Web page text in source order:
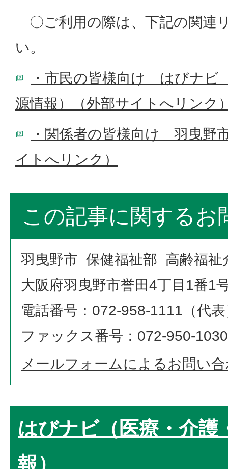
〇ご利用の際は、下記の関連
い。
・市民の皆様向け はびナビ
源情報）（外部サイトへリンク
・関係者の皆様向け 羽曳野
イトへリンク）
この記事に関するお
羽曳野市 保健福祉部 高齢福祉
大阪府羽曳野市誉田4丁目1番1
電話番号：072-958-1111（代
ファックス番号：072-950-1030
メールフォームによるお問い
はびナビ（医療・介護
報）